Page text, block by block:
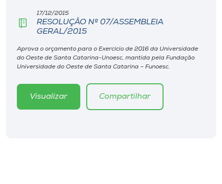
Editora
Rádio
Museu
Unoesc
17/12/2015
RESOLUÇÃO Nº 07/ASSEMBLEIA
GERAL/2015
Aprova o orçamento para o Exercício de 2016 da Universidade
do Oeste de Santa Catarina-Unoesc, mantida pela Fundação
Universidade do Oeste de Santa Catarina – Funoesc.
Visualizar Compartilhar